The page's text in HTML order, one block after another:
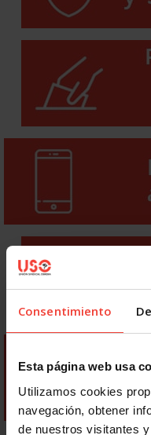
Consentimiento
Esta página web usa
Utilizamos cookies
navegación, obtener
de nuestros visitantes